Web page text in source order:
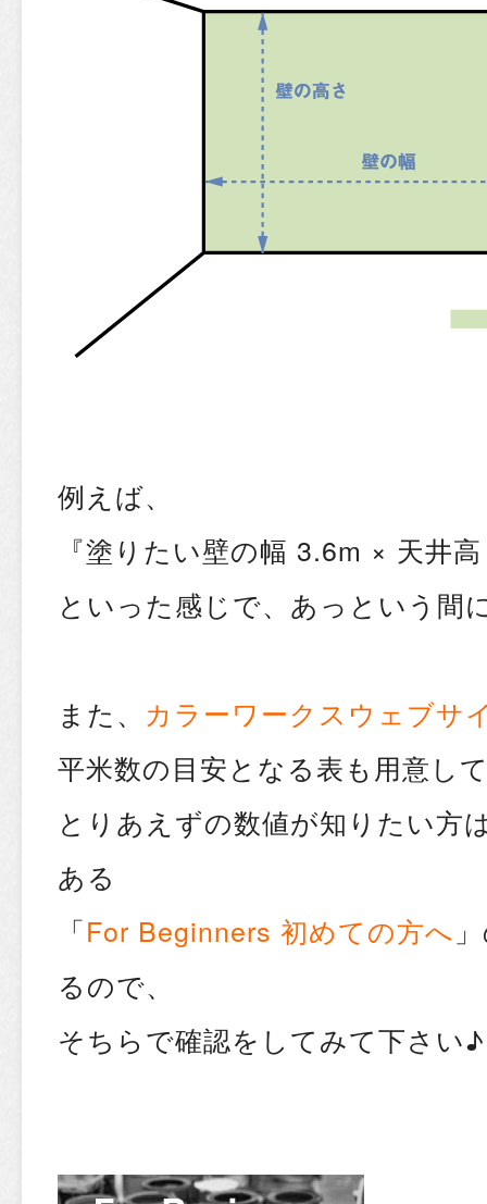
例えば、
『塗りたい壁の幅 3.6m × 天井
といった感じで、あっという間
また、 カラーワークスウェブサ
平米数の目安となる表も用意し
とりあえずの数値が知りたい方
ある
「For Beginners 初めての方へ
るので、
そちらで確認をしてみて下さい♪